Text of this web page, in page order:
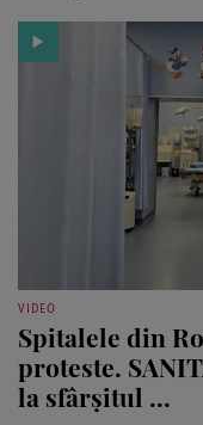
VIDEO
Spitalele din
proteste.
la sfârșitul ...